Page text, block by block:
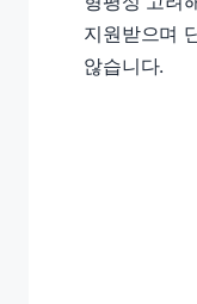
지원받으며
않습니다.